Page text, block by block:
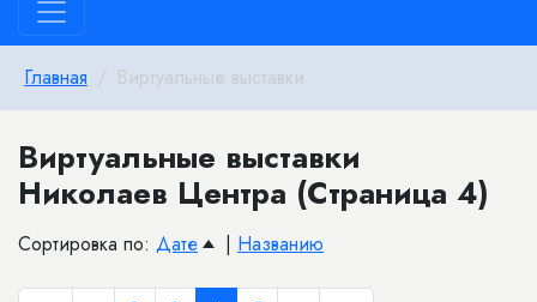
Главная Виртуальные выставки
Виртуальные выставки
Николаев Центра (Страница 4)
Сортировка по: Дате | Названию